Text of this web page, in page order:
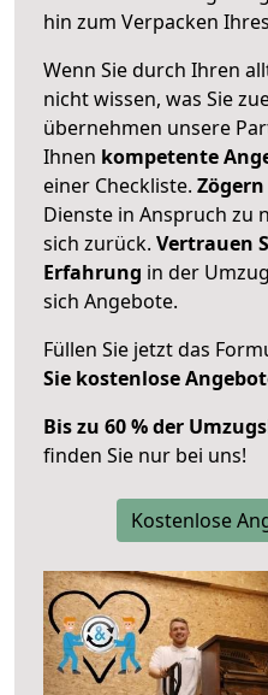
hin zum Verpacken
Wenn Sie durch Ihren
nicht wissen, was Sie
übernehmen unsere
Ihnen kompetente
einer Checkliste.
Dienste in Anspruch zu
sich zurück. Vertrauen
Erfahrung in der
sich Angebote.
Füllen Sie jetzt das
Sie kostenlose
Bis zu 60 % der
finden Sie nur bei uns!
Kostenlose